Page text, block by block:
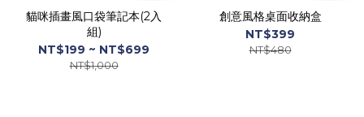
貓咪插畫風口袋筆記本(2入
組)
NT$199 ~ NT$699
NT$1,000
創意風格桌面收納盒
NT$399
NT$480